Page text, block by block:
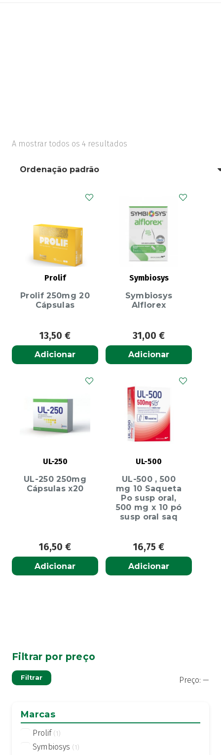
A mostrar todos os 4 resultados
Prolif
Prolif 250mg 20
Cápsulas
13,50 €
Adicionar
Symbiosys
Symbiosys
Alflorex
31,00 €
Adicionar
UL-250
UL-250 250mg
Cápsulas x20
16,50 €
Adicionar
UL-500
UL-500 , 500
mg 10 Saqueta
Po susp oral,
500 mg x 10 pó
susp oral saq
16,75 €
Adicionar
Filtrar por preço
Filtrar Preço: —
Marcas
Prolif (1)
Symbiosys (1)